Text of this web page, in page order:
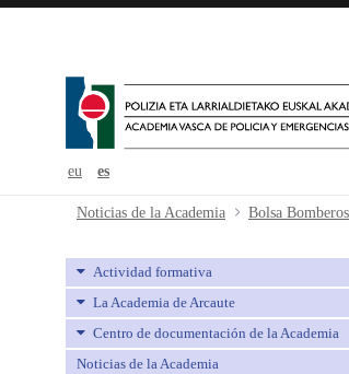
eu es
Bolsa Bomberos
Noticias de la Academia
Actividad formativa
La Academia de Arcaute
Centro de documentación de la Academia
Noticias de la Academia